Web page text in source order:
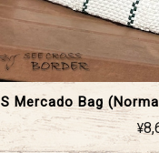
S Mercado Bag